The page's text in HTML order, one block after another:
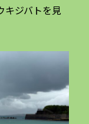
キジバトを見